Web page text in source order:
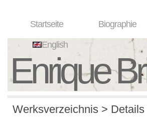
Startseite Biographie
English
Enrique
Werksverzeichnis >